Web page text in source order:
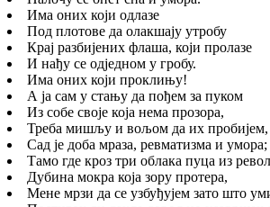
Има оних који одлазе
Под плотове да олакшају утробу
Крај разбијених флаша, који пролазе
И нађу се одједном у гробу.
Има оних који проклињу!
А ја сам у стању да пођем за пуком
Из собе своје која нема прозора,
Треба мишљу и вољом да их пробијем,
Сад је доба мраза, ревматизма и умора;
Тамо где кроз три облака пуца из
Дубина мокра која зору протера,
Мене мрзи да се узбуђујем зато што